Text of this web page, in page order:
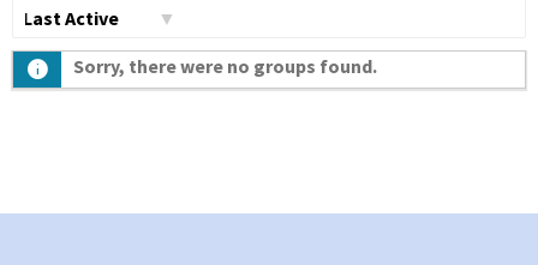
по:
Sorry, there were no groups found.